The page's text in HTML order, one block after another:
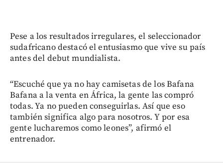
Pese a los resultados irregulares, el seleccionador
sudafricano destacó el entusiasmo que vive su país
antes del debut mundialista.
“Escuché que ya no hay camisetas de los Bafana
Bafana a la venta en África, la gente las compró
todas. Ya no pueden conseguirlas. Así que eso
también significa algo para nosotros. Y por esa
gente lucharemos como leones”, afirmó el
entrenador.